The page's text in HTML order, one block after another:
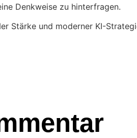
Denkweise zu hinterfragen.
Stärke und moderner KI-